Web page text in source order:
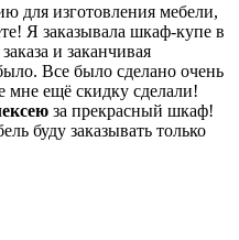
для изготовления мебели,
Я заказывала шкаф-купе в
и заканчивая
Все было сделано очень
мне ещё скидку сделали!
за прекрасный шкаф!
буду заказывать только